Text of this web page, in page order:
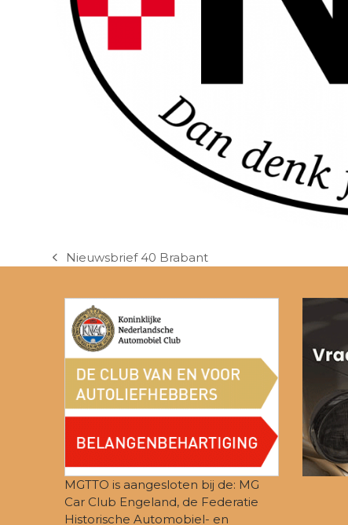
previous
Nieuwsbrief 40 Brabant
MGTTO is aangesloten bij de: MG
Car Club Engeland, de Federatie
Historische Automobiel- en